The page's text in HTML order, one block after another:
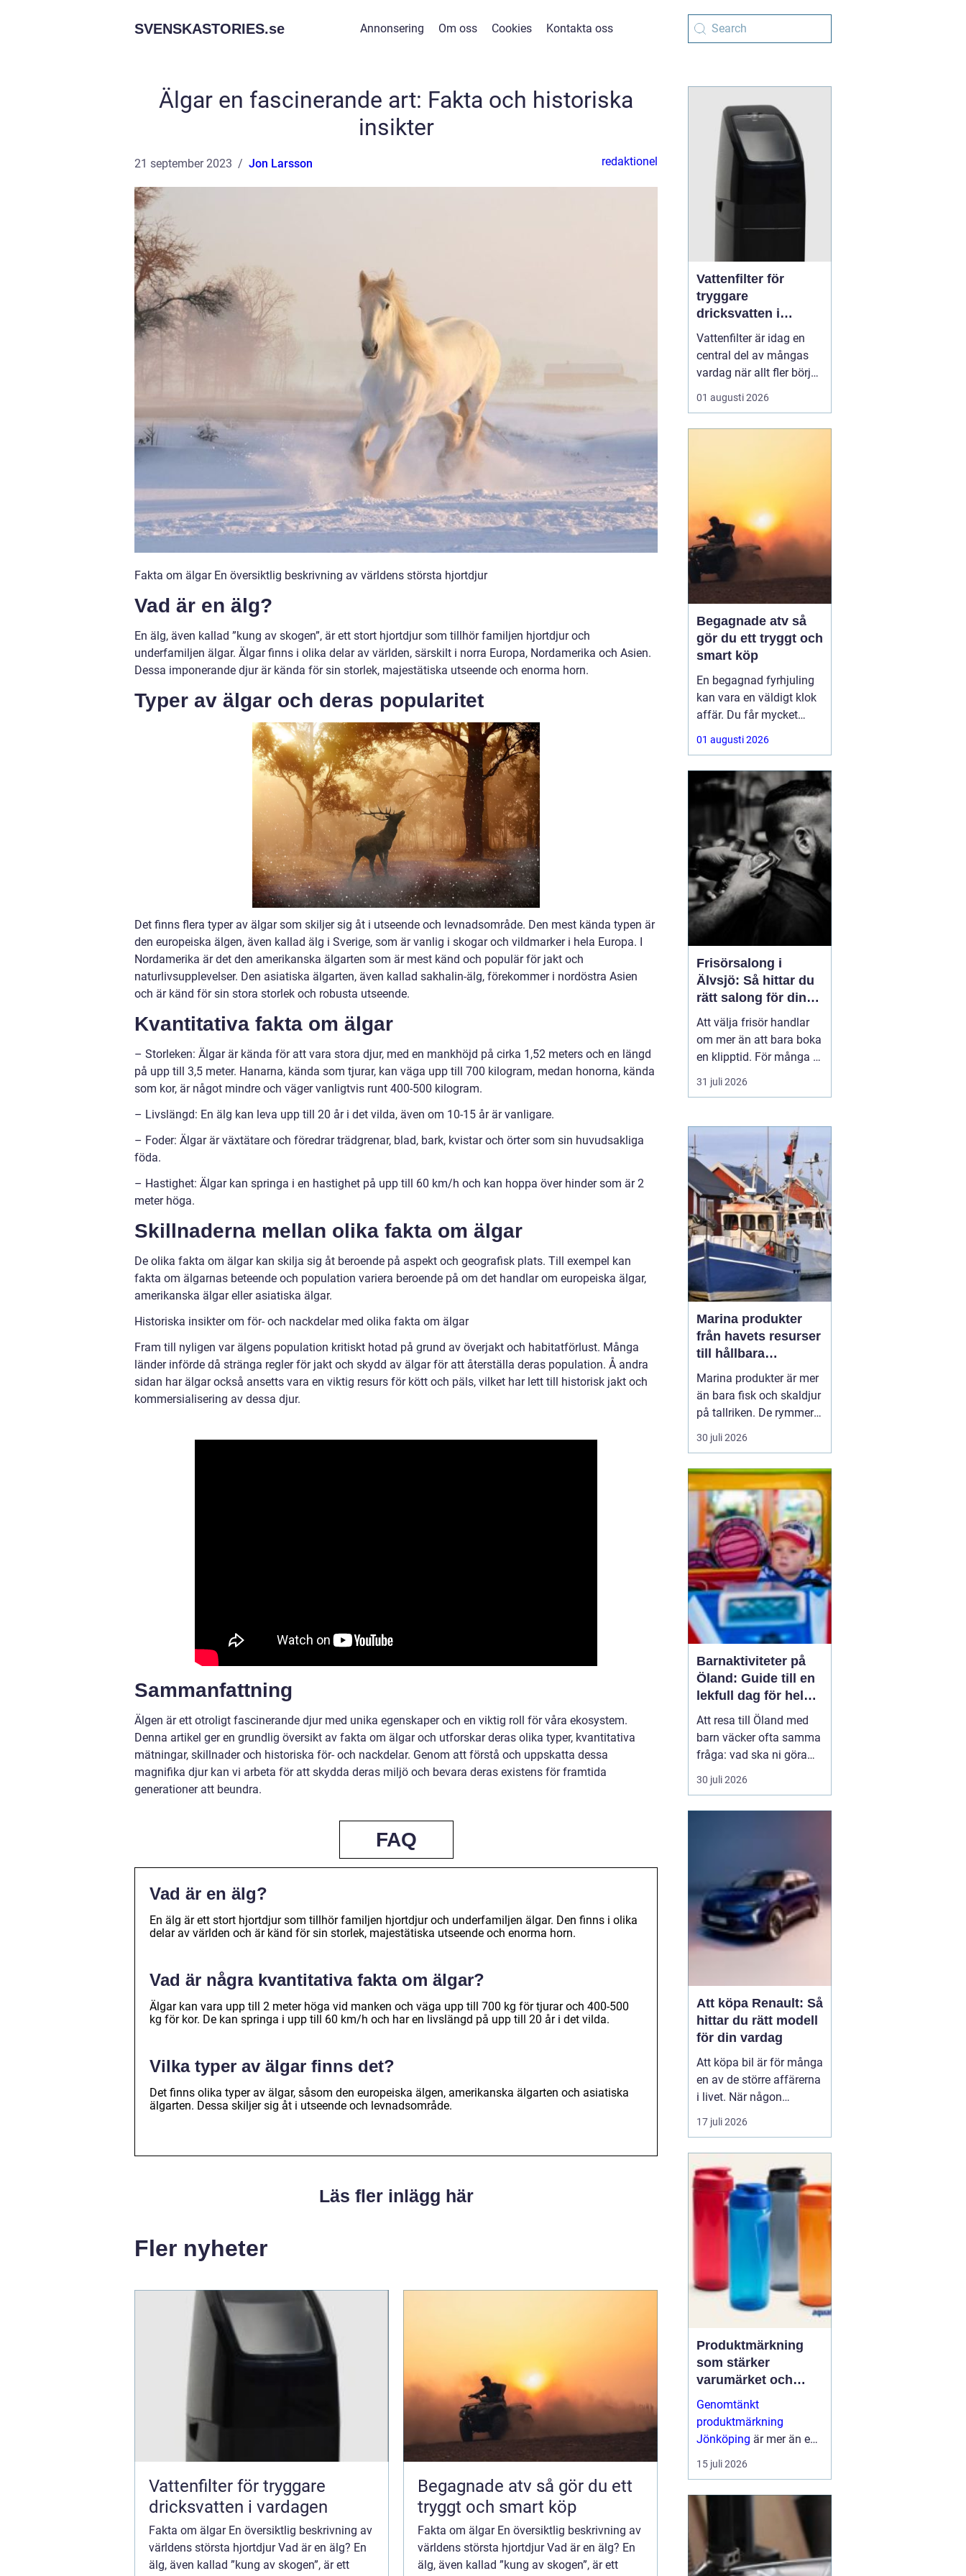
SVENSKASTORIES.se Annonsering Om oss Cookies Kontakta oss
Älgar en fascinerande art: Fakta och historiska
insikter
21 september 2023 Jon Larsson redaktionel
Fakta om älgar En översiktlig beskrivning av världens största hjortdjur
Vad är en älg?
En älg, även kallad ”kung av skogen”, är ett stort hjortdjur som tillhör familjen hjortdjur och
underfamiljen älgar. Älgar finns i olika delar av världen, särskilt i norra Europa, Nordamerika och Asien.
Dessa imponerande djur är kända för sin storlek, majestätiska utseende och enorma horn.
Typer av älgar och deras popularitet
Det finns flera typer av älgar som skiljer sig åt i utseende och levnadsområde. Den mest kända typen är
den europeiska älgen, även kallad älg i Sverige, som är vanlig i skogar och vildmarker i hela Europa. I
Nordamerika är det den amerikanska älgarten som är mest känd och populär för jakt och
naturlivsupplevelser. Den asiatiska älgarten, även kallad sakhalin-älg, förekommer i nordöstra Asien
och är känd för sin stora storlek och robusta utseende.
Kvantitativa fakta om älgar
– Storleken: Älgar är kända för att vara stora djur, med en mankhöjd på cirka 1,52 meters och en längd
på upp till 3,5 meter. Hanarna, kända som tjurar, kan väga upp till 700 kilogram, medan honorna, kända
som kor, är något mindre och väger vanligtvis runt 400-500 kilogram.
– Livslängd: En älg kan leva upp till 20 år i det vilda, även om 10-15 år är vanligare.
– Foder: Älgar är växtätare och föredrar trädgrenar, blad, bark, kvistar och örter som sin huvudsakliga
föda.
– Hastighet: Älgar kan springa i en hastighet på upp till 60 km/h och kan hoppa över hinder som är 2
meter höga.
Skillnaderna mellan olika fakta om älgar
De olika fakta om älgar kan skilja sig åt beroende på aspekt och geografisk plats. Till exempel kan
fakta om älgarnas beteende och population variera beroende på om det handlar om europeiska älgar,
amerikanska älgar eller asiatiska älgar.
Historiska insikter om för- och nackdelar med olika fakta om älgar
Fram till nyligen var älgens population kritiskt hotad på grund av överjakt och habitatförlust. Många
länder införde då stränga regler för jakt och skydd av älgar för att återställa deras population. Å andra
sidan har älgar också ansetts vara en viktig resurs för kött och päls, vilket har lett till historisk jakt och
kommersialisering av dessa djur.
Sammanfattning
Älgen är ett otroligt fascinerande djur med unika egenskaper och en viktig roll för våra ekosystem.
Denna artikel ger en grundlig översikt av fakta om älgar och utforskar deras olika typer, kvantitativa
mätningar, skillnader och historiska för- och nackdelar. Genom att förstå och uppskatta dessa
magnifika djur kan vi arbeta för att skydda deras miljö och bevara deras existens för framtida
generationer att beundra.
FAQ
Vad är en älg?
En älg är ett stort hjortdjur som tillhör familjen hjortdjur och underfamiljen älgar. Den finns i olika
delar av världen och är känd för sin storlek, majestätiska utseende och enorma horn.
Vad är några kvantitativa fakta om älgar?
Älgar kan vara upp till 2 meter höga vid manken och väga upp till 700 kg för tjurar och 400-500
kg för kor. De kan springa i upp till 60 km/h och har en livslängd på upp till 20 år i det vilda.
Vilka typer av älgar finns det?
Det finns olika typer av älgar, såsom den europeiska älgen, amerikanska älgarten och asiatiska
älgarten. Dessa skiljer sig åt i utseende och levnadsområde.
Läs fler inlägg här
Fler nyheter
Vattenfilter för tryggare
dricksvatten i vardagen
Fakta om älgar En översiktlig beskrivning av
världens största hjortdjur Vad är en älg? En
älg, även kallad ”kung av skogen”, är ett
Begagnade atv så gör du ett
tryggt och smart köp
Fakta om älgar En översiktlig beskrivning av
världens största hjortdjur Vad är en älg? En
älg, även kallad ”kung av skogen”, är ett
Vattenfilter för
tryggare
dricksvatten i
vardagen
Vattenfilter är idag en
central del av mångas
vardag när allt fler börjar
fundera på kvaliteten på
vattnet som kommer ur
hårt vat...
01 augusti 2026
Begagnade atv så
gör du ett tryggt och
smart köp
En begagnad fyrhjuling
kan vara en väldigt klok
affär. Du får mycket
funktion för pengarna
och slipper den största
ofta kommer direkt när
en maskin är ny.
Samtidigt kräver ett
andrahandsköp mer
eftertanke. Den som vill
köpa
01 augusti 2026
Frisörsalong i
Älvsjö: Så hittar du
rätt salong för din
stil och vardag
Att välja frisör handlar
om mer än att bara boka
en klipptid. För många är
frisörbesöket en paus i
vardagen, en chans att
känna sig mer som sig
själv. I Älvsjö fi...
31 juli 2026
Marina produkter
från havets resurser
till hållbara
upplevelser
Marina produkter är mer
än bara fisk och skaldjur
på tallriken. De rymmer
allt från mat och hälsa
till friluftsliv, kultur och
områden spelar havet en
central roll för både
ekonomi och livskvalitet.
När fler söker sig mot
nat...
30 juli 2026
Barnaktiviteter på
Öland: Guide till en
lekfull dag för hela
familjen
Att resa till Öland med
barn väcker ofta samma
fråga: vad ska ni göra
för att alla ska trivas,
oavsett ålder och
30 juli 2026
Att köpa Renault: Så
hittar du rätt modell
för din vardag
Att köpa bil är för många
en av de större affärerna
i livet. När någon
funderar på att köpa
Renault Skåne
17 juli 2026
Produktmärkning
som stärker
varumärket och
förenklar vardagen
Genomtänkt
produktmärkning
Jönköping är mer än en
etikett på en produkt.
Den guidar användaren,
15 juli 2026